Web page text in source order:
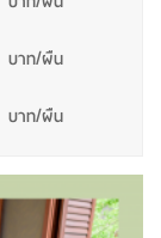
บาท/ผืน
บาท/ผืน